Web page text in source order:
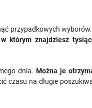
przypadkowych
którym znajdziesz
dnia. Można je
czasu na długie